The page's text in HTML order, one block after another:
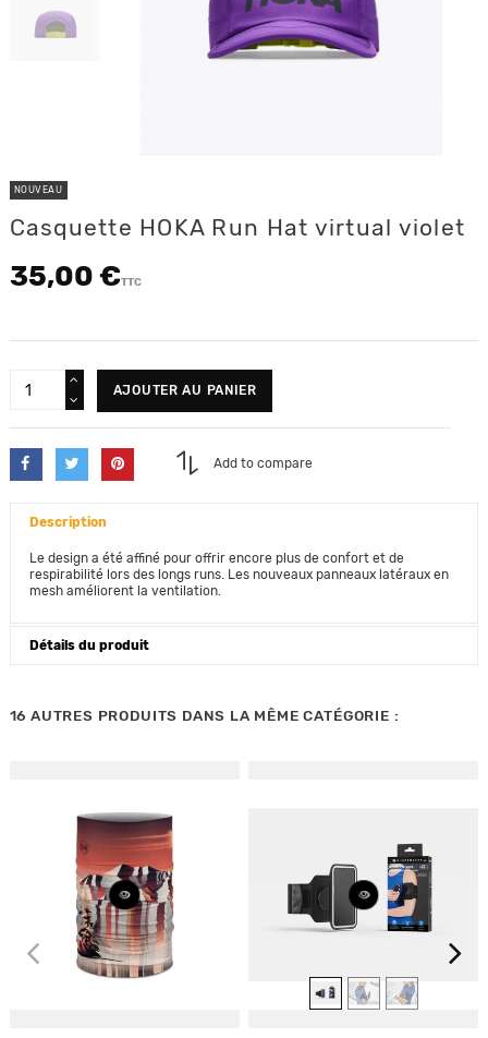
NOUVEAU
Casquette HOKA Run Hat virtual violet
35,00 €TTC
AJOUTER AU PANIER
Add to compare
Description
Le design a été affiné pour offrir encore plus de confort et de
respirabilité lors des longs runs. Les nouveaux panneaux latéraux en
mesh améliorent la ventilation.
Détails du produit
16 AUTRES PRODUITS DANS LA MÊME CATÉGORIE :